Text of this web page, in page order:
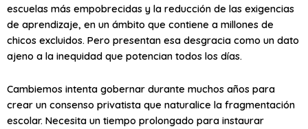
escuelas más empobrecidas y la reducción de las exigencias
de aprendizaje, en un ámbito que contiene a millones de
chicos excluidos. Pero presentan esa desgracia como un dato
ajeno a la inequidad que potencian todos los días.
Cambiemos intenta gobernar durante muchos años para
crear un consenso privatista que naturalice la fragmentación
escolar. Necesita un tiempo prolongado para instaurar